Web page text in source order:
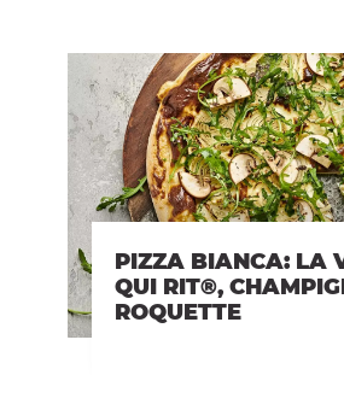
PIZZA BIANCA: LA
QUI RIT®,
ROQUETTE